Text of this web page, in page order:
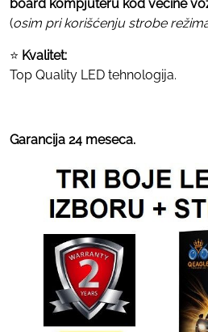
board kompjuteru kod većine
(osim prikorišćenju strobe
⭐ Kvalitet:
Top Quality LED tehnologija.
Garancija 24 meseca.